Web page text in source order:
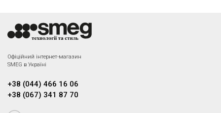
Офіційний інтернет-магазин
SMEG в Україні
+38 (044) 466 16 06
+38 (067) 341 87 70